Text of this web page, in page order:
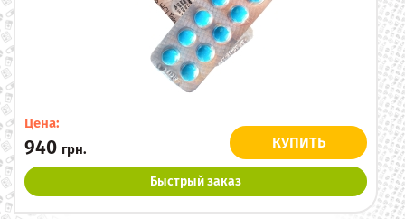
Цена:
940 грн. КУПИТЬ
Быстрый заказ